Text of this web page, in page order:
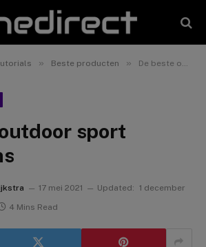
» Beste producten » De beste outdoor sport portofoons
sport
17 mei 2021 Updated: 1 december
4 Mins Read